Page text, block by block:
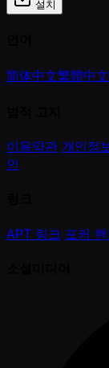
설치
简体中文繁體中文
이용약관 개인정
인
APT 링크 포커